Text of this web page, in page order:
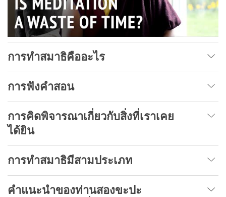
การทำสมาธิคืออะไร
การฟังคำสอน
การคิดพิจารณาเกี่ยวกับสิ่งที่เราเคย
ได้ยิน
การทำสมาธิมีสามประเภท
คำแนะนำของท่านสองขะปะ